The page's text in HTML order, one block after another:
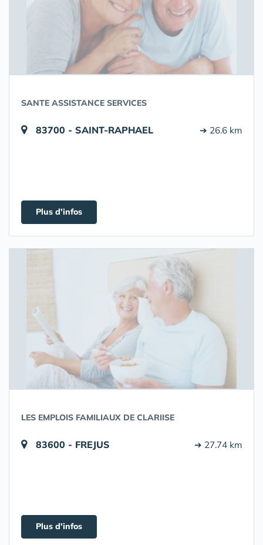
SANTE ASSISTANCE SERVICES
83700 - SAINT-RAPHAEL ➔ 26.6 km
Plus d'infos
LES EMPLOIS FAMILIAUX DE CLARIISE
83600 - FREJUS ➔ 27.74 km
Plus d'infos